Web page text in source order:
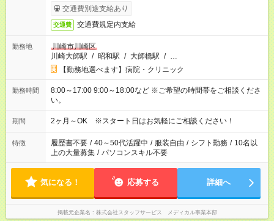
交通費別途支給あり
交通費 交通費規定内支給
勤務地
川崎市川崎区
川崎大師駅 / 昭和駅 / 大師橋駅 / …
【勤務地選べます】病院・クリニック
勤務時間
8:00～17:00 9:00～18:00など ※ご希望の時間帯をご相談くださ
い。
期間 2ヶ月～OK ※スタート日はお気軽にご相談ください！
特徴 履歴書不要 / 40～50代活躍中 / 服装自由 / シフト勤務 / 10名以
上の大量募集 / パソコンスキル不要
気になる！ 応募する 詳細へ
掲載元企業名 株式会社スタッフサービス メディカル事業本部